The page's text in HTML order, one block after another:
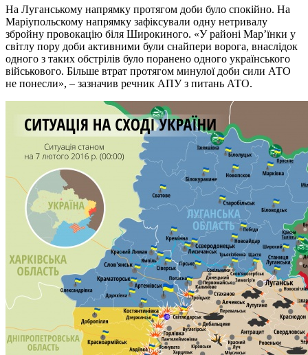
На Луганському напрямку протягом доби було спокійно. На
Маріупольскому напрямку зафіксували одну нетривалу
збройну провокацію біля Широкиного. «У районі Мар’їнки у
світлу пору доби активними були снайпери ворога, внаслідок
одного з таких обстрілів було поранено одного українського
військового. Більше втрат протягом минулої доби сили АТО
не понесли», – зазначив речник АПУ з питань АТО.